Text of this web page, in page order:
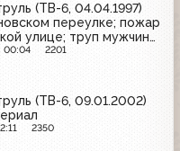
(ТВ-6, 04.04.1997)
переулке; пожар
улице; труп мужчины
улице
00:04 2201
(ТВ-6, 09.01.2002)
2350